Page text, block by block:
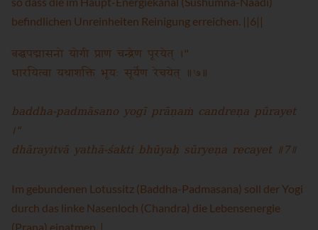
befindlichen Unreinheiten Reinigung erreichen. ||6||
बद्धपद्मासनो योगी प्राणं चन्द्रेण पूरयेत् ।"
धारयित्वा यथाशक्ति भूयः सूर्येण रेचयेत् ॥७॥
baddha-padmāsano yogī prāṇaṁ candreṇa pūrayet
।"
dhārayitvā yathā-śakti bhūyaḥ sūryeṇa recayet ॥7॥
Im gebundenen Lotussitz (Baddha-Padmasana) soll der Yogi
durch das linke Nasenloch (Chandra) die Lebensenergie
(Prana) einatmen, |